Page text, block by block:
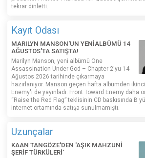
tekrar dinletti.
Kayıt Odası
MARILYN MANSON'UN YENİALBÜMÜ 14
AĞUSTOS'TA SATIŞTA!
Marilyn Manson, yeni albümü One
Assassination Under God – Chapter 2'yu 14
Ağustos 2026 tarihinde çıkarmaya
hazırlanıyor. Manson geçen hafta albümden
Enemy'i de yayınladı. Front Toward Enemy daha
“Raise the Red Flag” teklisinin CD baskısında B
internet ortamında satışa sunulmamıştı.
Uzunçalar
KAAN TANGÖZE'DEN 'AŞIK MAHZUNİ
ŞERİF TÜRKÜLERİ'